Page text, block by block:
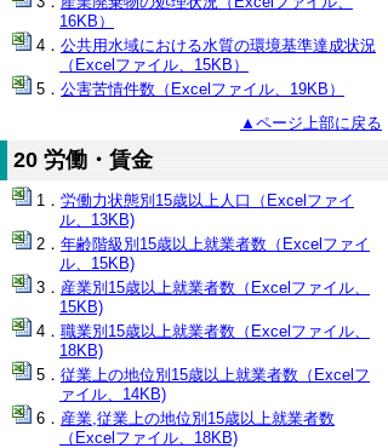
16KB）
公共用水域における水質の環境基準達成状況
（Excelファイル、15KB）
公害苦情件数（Excelファイル、19KB）
▲ページ上部に戻る
20 労働・賃金
労働力状態別15歳以上人口（Excelファイ
ル、13KB)
年齢階級別15歳以上就業者数（Excelファイ
ル、15KB)
産業別15歳以上就業者数（Excelファイル、
15KB)
職業別15歳以上就業者数（Excelファイル、
18KB)
従業上の地位別15歳以上就業者数（Excelフ
ァイル、14KB)
産業,従業上の地位別15歳以上就業者数
（Excelファイル、18KB)